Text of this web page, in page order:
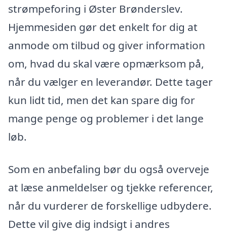
strømpeforing i Øster Brønderslev.
Hjemmesiden gør det enkelt for dig at
anmode om tilbud og giver information
om, hvad du skal være opmærksom på,
når du vælger en leverandør. Dette tager
kun lidt tid, men det kan spare dig for
mange penge og problemer i det lange
løb.
Som en anbefaling bør du også overveje
at læse anmeldelser og tjekke referencer,
når du vurderer de forskellige udbydere.
Dette vil give dig indsigt i andres